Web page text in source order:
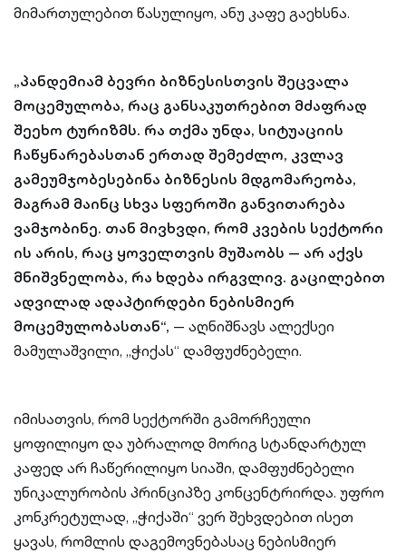
მიმართულებით წასულიყო, ანუ კაფე გაეხსნა.
„პანდემიამ ბევრი ბიზნესისთვის შეცვალა
მოცემულობა, რაც განსაკუთრებით მძაფრად
შეეხო ტურიზმს. რა თქმა უნდა, სიტუაციის
ჩაწყნარებასთან ერთად შემეძლო, კვლავ
გამეუმჯობესებინა ბიზნესის მდგომარეობა,
მაგრამ მაინც სხვა სფეროში განვითარება
ვამჯობინე. თან მივხვდი, რომ კვების სექტორი
ის არის, რაც ყოველთვის მუშაობს — არ აქვს
მნიშვნელობა, რა ხდება ირგვლივ. გაცილებით
ადვილად ადაპტირდები ნებისმიერ
მოცემულობასთან“, — აღნიშნავს ალექსეი
მამულაშვილი, „ჭიქას“ დამფუძნებელი.
იმისათვის, რომ სექტორში გამორჩეული
ყოფილიყო და უბრალოდ მორიგ სტანდარტულ
კაფედ არ ჩაწერილიყო სიაში, დამფუძნებელი
უნიკალურობის პრინციპზე კონცენტრირდა. უფრო
კონკრეტულად, „ჭიქაში“ ვერ შეხვდებით ისეთ
ყავას, რომლის დაგემოვნებასაც ნებისმიერ